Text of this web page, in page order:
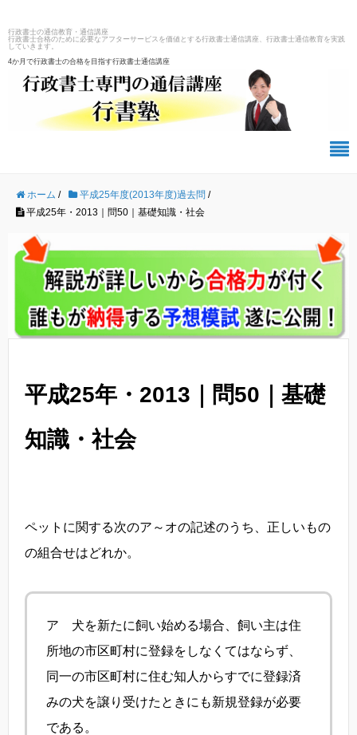
行政書士の通信教育・通信講座
行政書士合格のために必要なアフターサービスを価値とする行政書士通信講座、行政書士通信教育を実践
していきます。
4か月で行政書士の合格を目指す行政書士通信講座
ホーム / 平成25年度(2013年度)過去問 /
平成25年・2013｜問50｜基礎知識・社会
平成25年・2013｜問50｜基礎
知識・社会
ペットに関する次のア～オの記述のうち、正しいもの
の組合せはどれか。
ア 犬を新たに飼い始める場合、飼い主は住
所地の市区町村に登録をしなくてはならず、
同一の市区町村に住む知人からすでに登録済
みの犬を譲り受けたときにも新規登録が必要
である。